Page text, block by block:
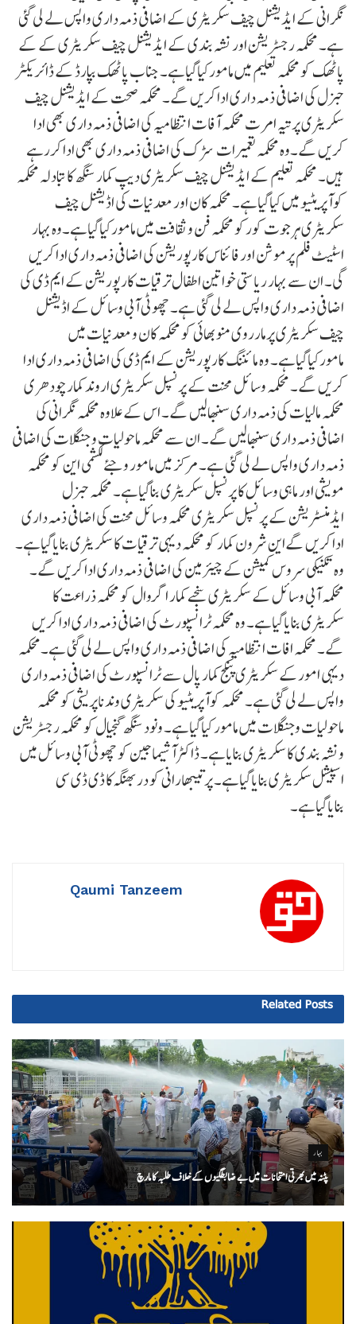
نگرانی کے ایڈیشنل چیف سکریٹری کے اضافی ذمہ داری واپس لے لی گئی
ہے۔ محکمہ رجسٹریشن اور نشہ بندی کے ایڈیشنل چیف سکریٹری کے کے
پاٹھک کو محکمہ تعلیم میں مامورکیاگیاہے۔ جناب پاٹھک بپارڈ کے ڈائریکٹر
جنرل کی اضافی ذمہ داری ادا کریں گے۔ محکمہ صحت کے ایڈیشنل چیف
سکریٹری پرتیہ امرت محکمہ آفات انتظامیہ کی اضافی ذمہ داری بھی ادا
کریں گے۔وہ محکمہ تعمیرات سڑک کی اضافی ذمہ داری بھی ادا کررہے
ہیں۔ محکمہ تعلیم کے ایڈیشنل چیف سکریٹری دیپ کمار سنگھ کا تبادلہ محکمہ
کوآپریٹیو میں کیاگیاہے۔ محکمہ کان اور معدنیات کی اڈیشنل چیف
سکریٹری ہرجوت کورکو محکمہ فن و ثقافت میں مامورکیاگیاہے۔وہ بہار
اسٹیٹ فلم پرموشن اور فائناس کارپوریشن کی اضافی ذمہ داری ادا کریں
گی۔ ان سے بہار ریاستی خواتین اطفال ترقیات کارپوریشن کے ایم ڈی کی
اضافی ذمہ داری واپس لے لی گئی ہے۔ چھوٹی آبی وسائل کے اڈیشنل
چیف سکریٹری پرمارروی منوبھائی کو محکمہ کان و معدنیات میں
مامورکیاگیاہے۔ وہ مائننگ کارپوریشن کے ایم ڈی کی اضافی ذمہ داری ادا
کریں گے۔ محکمہ وسائل محنت کے پرنسپل سکریٹری اروند کمارچودھری
محکمہ مالیات کی ذمہ داری سنبھالیں گے۔ اس کے علاوہ محکمہ نگرانی کی
اضافی ذمہ داری سنبھالیں گے۔ ان سے محکمہ ماحولیات و جنگلات کی اضافی
ذمہ داری واپس لے لی گئی ہے۔ مرکز میں مامور وجئے لکشمی این کو محکمہ
مویشی اور ماہی وسائل کا پرنسپل سکریٹری بناگیاہے۔ محکمہ جنرل
ایڈمنسٹریشن کے پرنسپل سکریٹری محکمہ وسائل محنت کی اضافی ذمہ داری
ادا کریں گےاین شرون کمار کو محکمہ دیہی ترقیات کا سکریٹری بنایاگیاہے۔
وہ تکنیکی سروس کمیشن کے چیئرمین کی اضافی ذمہ داری ادا کریں گے۔
محکمہ آبی وسائل کے سکریٹری سنجے کمار اگروال کو محکمہ ذراعت کا
سکریٹری بنایاگیاہے۔ وہ محکمہ ٹرانسپورٹ کی اضافی ذمہ داری ادا کریں
گے۔ محکمہ افات انتظامیہ کی اضافی ذمہ داری واپس لے لی گئی ہے۔محکمہ
دیہی امورکے سکریٹری پنکج کمار پال سے ٹرانسپورٹ کی اضافی ذمہ داری
واپس لے لی گئی ہے۔ محکمہ کوآپریٹیو کی سکریٹری وندناپریشی کو محکمہ
ماحولیات وجنگلات میں مامور کیاگیاہے۔ ونود سنگھ گنجیال کو محکمہ رجسٹریشن
ونشہ بندی کا سکریٹری بنایاہے۔ ڈاکٹرآشیماجین کو چھوٹی آبی وسائل میں
اسپیشل سکریٹری بنایاگیاہے۔ پرتیبھارانی کو دربھنگہ کا ڈی ڈی سی
بنایاگیاہے۔
Qaumi Tanzeem
Related Posts
بہار
پٹنہ میں بھرتی امتحانات میں بے ضابطگیوں کے خلاف طلبہ کا مارچ